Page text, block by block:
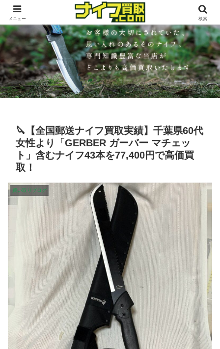
🔪【全国郵送ナイフ買取実績】千葉県60代
女性より「GERBER ガーバー マチェッ
ト」含むナイフ43本を77,400円で高価買
取！
買い取りブログ
メニュー 検索